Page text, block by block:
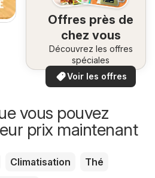
Offres près de
chez vous
Découvrez les offres
spéciales
Voir les offres
vous pouvez
prix maintenant
Climatisation
Thé